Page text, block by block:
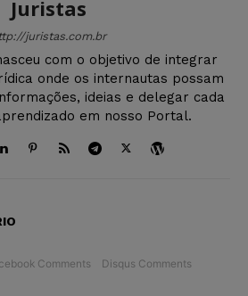
Juristas
juristas.com.br
com o objetivo de integrar
onde os internautas possam
ideias e delegar cada
em nosso Portal.
Comments Disqus Comments